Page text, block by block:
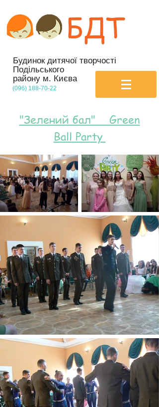
БДТ
Будинок дитячої творчості
Подільського
району м. Києва
(096) 188-70-22
"Зелений бал" Green
Ball Party